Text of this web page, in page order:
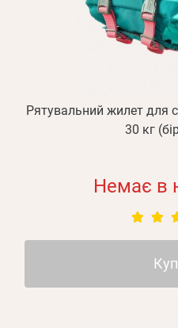
Рятувальний жилет для
30 кг
Немає в